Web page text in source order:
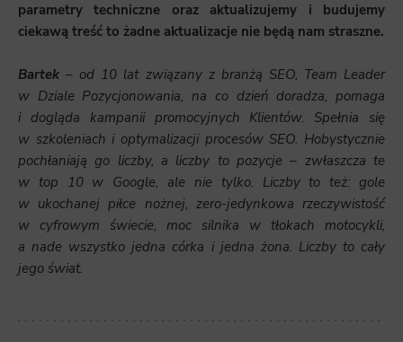
parametry techniczne oraz aktualizujemy i budujemy
ciekawą treść to żadne aktualizacje nie będą nam straszne.
Bartek – od 10 lat związany z branżą SEO, Team Leader
w Dziale Pozycjonowania, na co dzień doradza, pomaga
i dogląda kampanii promocyjnych Klientów. Spełnia się
w szkoleniach i optymalizacji procesów SEO. Hobystycznie
pochłaniają go liczby, a liczby to pozycje – zwłaszcza te
w top 10 w Google, ale nie tylko. Liczby to też: gole
w ukochanej piłce nożnej, zero-jedynkowa rzeczywistość
w cyfrowym świecie, moc silnika w tłokach motocykli,
a nade wszystko jedna córka i jedna żona. Liczby to cały
jego świat.